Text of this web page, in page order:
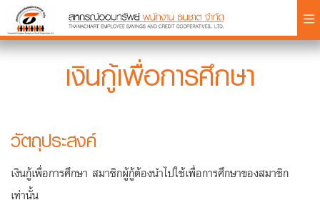
×
เงินกู้เพื่อการศึกษา
วัตถุประสงค์
เงินกู้เพื่อการศึกษา สมาชิกผู้กู้ต้องนำไปใช้เพื่อการศึกษาของสมาชิก
เท่านั้น